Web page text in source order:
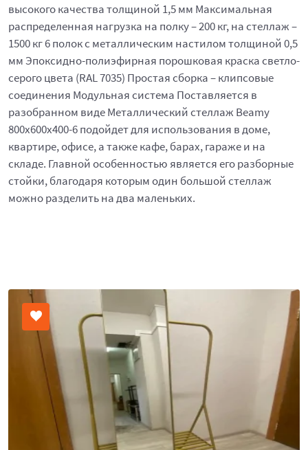
высокого качества толщиной 1,5 мм Максимальная
распределенная нагрузка на полку – 200 кг, на стеллаж –
1500 кг 6 полок с металлическим настилом толщиной 0,5
мм Эпоксидно-полиэфирная порошковая краска светло-
серого цвета (RAL 7035) Простая сборка – клипсовые
соединения Модульная система Поставляется в
разобранном виде Металлический стеллаж Beamy
800x600x400-6 подойдет для использования в доме,
квартире, офисе, а также кафе, барах, гараже и на
складе. Главной особенностью является его разборные
стойки, благодаря которым один большой стеллаж
можно разделить на два маленьких.